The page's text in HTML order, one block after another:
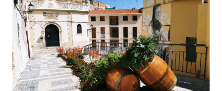
Valencia:
primavera
de
2024